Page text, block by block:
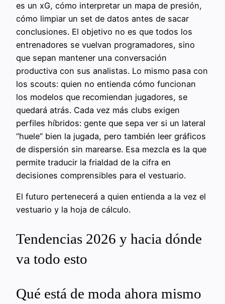
es un xG, cómo interpretar un mapa de presión,
cómo limpiar un set de datos antes de sacar
conclusiones. El objetivo no es que todos los
entrenadores se vuelvan programadores, sino
que sepan mantener una conversación
productiva con sus analistas. Lo mismo pasa con
los scouts: quien no entienda cómo funcionan
los modelos que recomiendan jugadores, se
quedará atrás. Cada vez más clubs exigen
perfiles híbridos: gente que sepa ver si un lateral
“huele” bien la jugada, pero también leer gráficos
de dispersión sin marearse. Esa mezcla es la que
permite traducir la frialdad de la cifra en
decisiones comprensibles para el vestuario.
El futuro pertenecerá a quien entienda a la vez el
vestuario y la hoja de cálculo.
Tendencias 2026 y hacia dónde
va todo esto
Qué está de moda ahora mismo